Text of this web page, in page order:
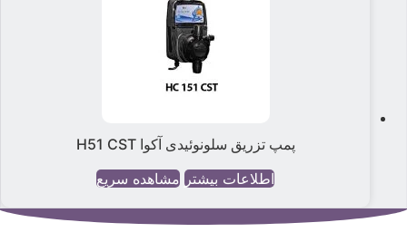
پمپ تزریق سلونوئیدی آکوا H51 CST
اطلاعات بیشتر مشاهده سریع